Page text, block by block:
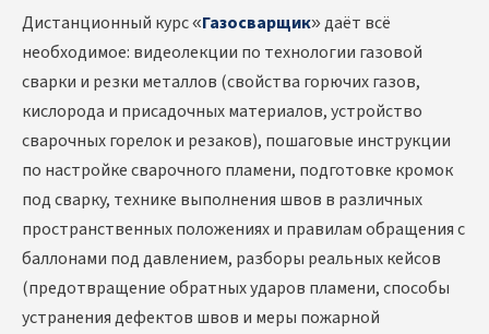
Дистанционный курс «Газосварщик» даёт всё
необходимое: видеолекции по технологии газовой
сварки и резки металлов (свойства горючих газов,
кислорода и присадочных материалов, устройство
сварочных горелок и резаков), пошаговые инструкции
по настройке сварочного пламени, подготовке кромок
под сварку, технике выполнения швов в различных
пространственных положениях и правилам обращения с
баллонами под давлением, разборы реальных кейсов
(предотвращение обратных ударов пламени, способы
устранения дефектов швов и меры пожарной